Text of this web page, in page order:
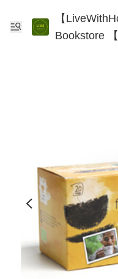
【
Bookstore